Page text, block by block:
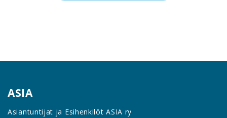
ASIA
Asiantuntijat ja Esihenkilöt ASIA ry